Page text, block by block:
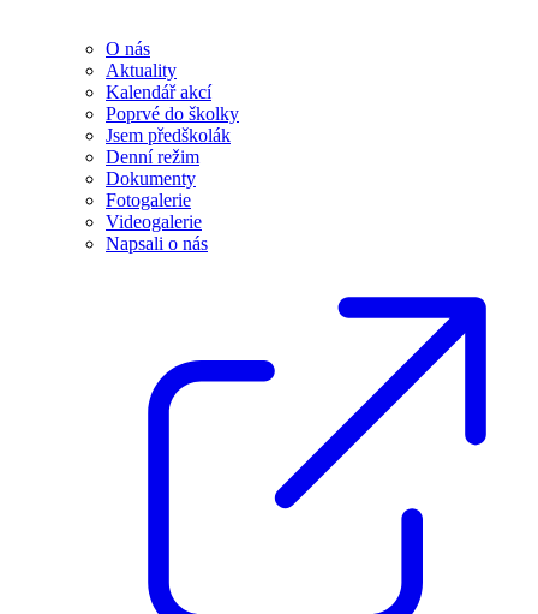
O nás
Aktuality
Kalendář akcí
Poprvé do školky
Jsem předškolák
Denní režim
Dokumenty
Fotogalerie
Videogalerie
Napsali o nás